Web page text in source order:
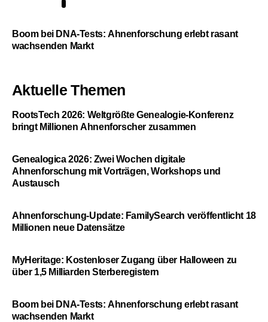
Boom bei DNA-Tests: Ahnenforschung erlebt rasant
wachsenden Markt
Aktuelle Themen
RootsTech 2026: Weltgrößte Genealogie-Konferenz
bringt Millionen Ahnenforscher zusammen
Genealogica 2026: Zwei Wochen digitale
Ahnenforschung mit Vorträgen, Workshops und
Austausch
Ahnenforschung-Update: FamilySearch veröffentlicht 18
Millionen neue Datensätze
MyHeritage: Kostenloser Zugang über Halloween zu
über 1,5 Milliarden Sterberegistern
Boom bei DNA-Tests: Ahnenforschung erlebt rasant
wachsenden Markt